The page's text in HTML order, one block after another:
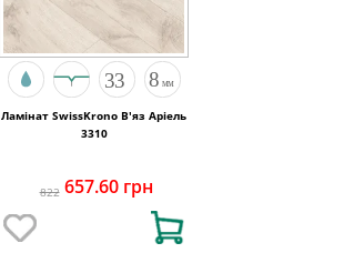
Ламінат SwissKrono В'яз Аріель
3310
822 657.60 грн